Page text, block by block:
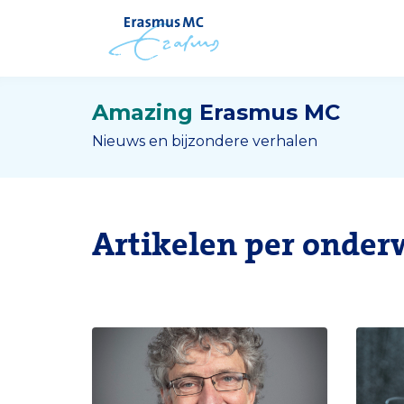
Amazing Erasmus MC
Nieuws en bijzondere verhalen
Artikelen per